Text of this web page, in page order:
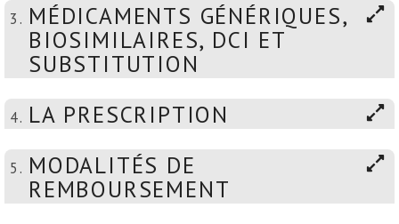
3. MÉDICAMENTS GÉNÉRIQUES,
BIOSIMILAIRES, DCI ET
SUBSTITUTION
4. LA PRESCRIPTION
5. MODALITÉS DE
REMBOURSEMENT